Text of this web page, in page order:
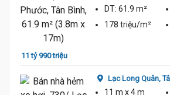
11 tỷ 990 triệu
DT: 61.9 m²
178 triệu/m²
Lạc Long Quân,
11 m x 4 m